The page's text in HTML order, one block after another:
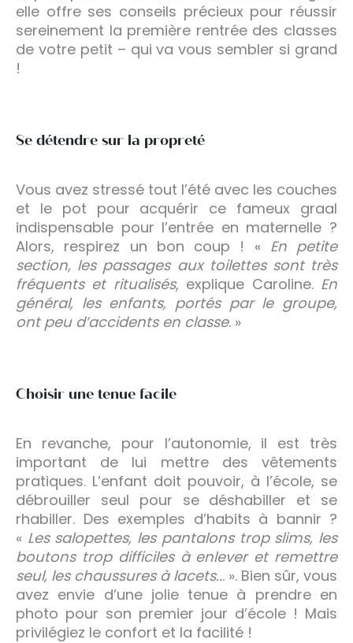
elle offre ses conseils précieux pour réussir
sereinement la première rentrée des classes
de votre petit – qui va vous sembler si grand
!
Se détendre sur la propreté
Vous avez stressé tout l’été avec les couches
et le pot pour acquérir ce fameux graal
indispensable pour l’entrée en maternelle ?
Alors, respirez un bon coup ! « En petite
section, les passages aux toilettes sont très
fréquents et ritualisés, explique Caroline. En
général, les enfants, portés par le groupe,
ont peu d’accidents en classe. »
Choisir une tenue facile
En revanche, pour l’autonomie, il est très
important de lui mettre des vêtements
pratiques. L’enfant doit pouvoir, à l’école, se
débrouiller seul pour se déshabiller et se
rhabiller. Des exemples d’habits à bannir ?
« Les salopettes, les pantalons trop slims, les
boutons trop difficiles à enlever et remettre
seul, les chaussures à lacets... ». Bien sûr, vous
avez envie d’une jolie tenue à prendre en
photo pour son premier jour d’école ! Mais
privilégiez le confort et la facilité !